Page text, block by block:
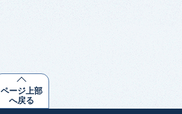
ページ上部
へ戻る